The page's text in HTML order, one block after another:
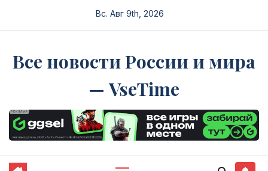
Вс. Авг 9th, 2026
Все новости России и мира
— VseTime